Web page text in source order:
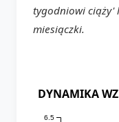
tygodniowi ciąży'
miesiączki.
DYNAMIKA
6.5